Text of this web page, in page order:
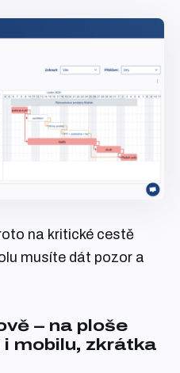
na kritické cestě
musíte dát pozor a
– na ploše
mobilu, zkrátka